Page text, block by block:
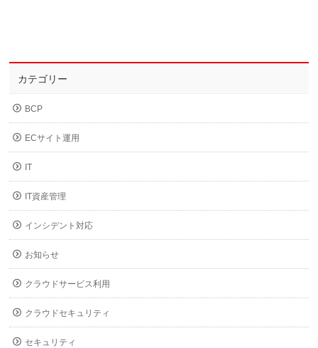
カテゴリー
BCP
ECサイト運用
IT
IT資産管理
インシデント対応
お知らせ
クラウドサービス利用
クラウドセキュリティ
セキュリティ